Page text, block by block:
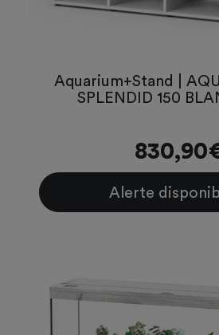
Aquarium+Stand |
SPLENDID 150
Alerte